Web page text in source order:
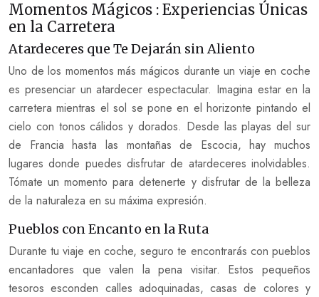
Momentos Mágicos : Experiencias Únicas
en la Carretera
Atardeceres que Te Dejarán sin Aliento
Uno de los momentos más mágicos durante un viaje en coche
es presenciar un atardecer espectacular. Imagina estar en la
carretera mientras el sol se pone en el horizonte pintando el
cielo con tonos cálidos y dorados. Desde las playas del sur
de Francia hasta las montañas de Escocia, hay muchos
lugares donde puedes disfrutar de atardeceres inolvidables.
Tómate un momento para detenerte y disfrutar de la belleza
de la naturaleza en su máxima expresión.
Pueblos con Encanto en la Ruta
Durante tu viaje en coche, seguro te encontrarás con pueblos
encantadores que valen la pena visitar. Estos pequeños
tesoros esconden calles adoquinadas, casas de colores y